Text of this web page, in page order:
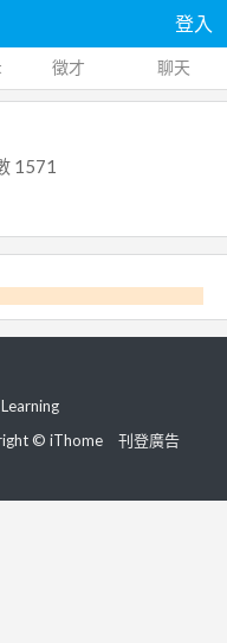
登入
徵才 聊天
1571
© iThome
刊登廣告